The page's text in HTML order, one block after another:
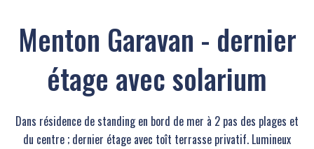
Menton Garavan - dernier
étage avec solarium
Dans résidence de standing en bord de mer à 2 pas des plages et
du centre ; dernier étage avec toît terrasse privatif. Lumineux